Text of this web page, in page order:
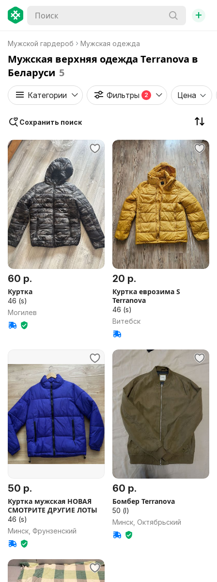
+
Мужской гардероб Мужская одежда
Мужская верхняя одежда Terranova в
Беларуси 5
Категории Фильтры 2 Цена
Сохранить поиск
60 р.
Куртка
46 (s)
Могилев
20 р.
Куртка еврозима S
Terranova
46 (s)
Витебск
50 р.
Куртка мужская НОВАЯ
СМОТРИТЕ ДРУГИЕ ЛОТЫ
46 (s)
Минск, Фрунзенский
60 р.
Бомбер Terranova
50 (l)
Минск, Октябрьский